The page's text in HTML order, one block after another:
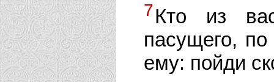
7Кто из
пасущего,
ему: пойди